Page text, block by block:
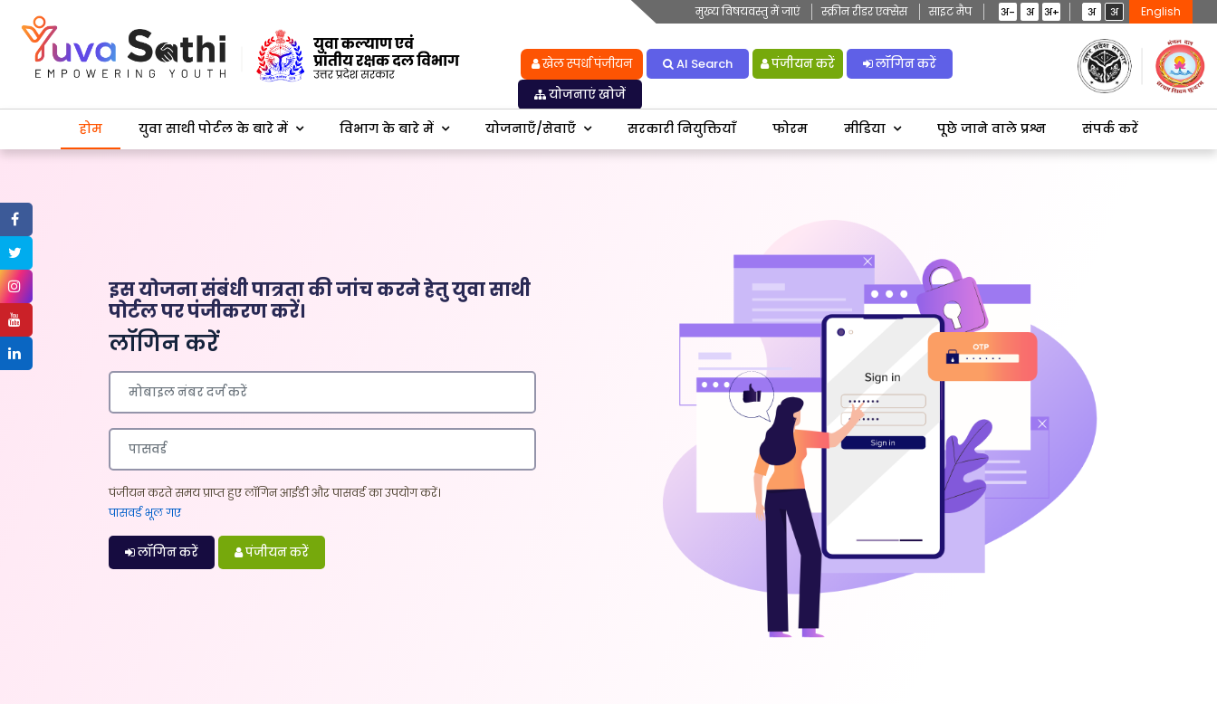
मुख्य विषयवस्तु में जाएं स्क्रीन रीडर एक्सेस साइट मैप अ- अ अ+ अ अ English
खेल स्पर्धा पंजीयन AI Search पंजीयन करें
लॉगिन करें
योजनाएं खोजें
होम युवा साथी पोर्टल के बारे में विभाग के बारे में योजनाएँ/सेवाएँ सरकारी नियुक्तियाँ फोरम मीडिया पूछे जाने वाले प्रश्न संपर्क करें
इस योजना संबंधी पात्रता की जांच करने हेतु युवा साथी
पोर्टल पर पंजीकरण करें।
लॉगिन करें
पंजीयन करते समय प्राप्त हुए लॉगिन आईडी और पासवर्ड का उपयोग करें।
पासवर्ड भूल गए
लॉगिन करें पंजीयन करें